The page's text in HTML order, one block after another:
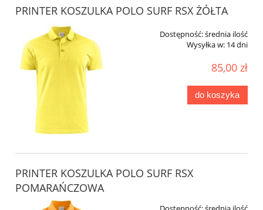
PRINTER KOSZULKA POLO SURF RSX ŻÓŁTA
Dostępność:średnia ilość
Wysyłka w: 14 dni
85,00 zł
do koszyka
PRINTER KOSZULKA POLO SURF RSX
POMARAŃCZOWA